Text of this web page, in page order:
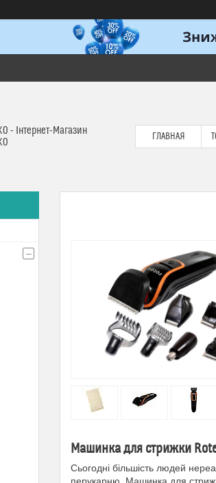
- Інтернет-Магазин
ГЛАВНАЯ
Машинка для стрижки
Сьогодні більшість людей